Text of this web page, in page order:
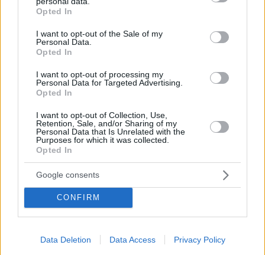
grant or deny consent to Google and its third-party tags to
use your data for below specified purposes in below Google
consent section.
Opted In
I want to opt-out of the Sale of my
Personal Data.
Opted In
I want to opt-out of processing my
Personal Data for Targeted Advertising.
Opted In
I want to opt-out of Collection, Use,
Retention, Sale, and/or Sharing of my
Personal Data that Is Unrelated with the
Purposes for which it was collected.
Opted In
Google consents
CONFIRM
Data Deletion Data Access Privacy Policy
Μυστήριο με το ραντεβού Πεζεσκιάν - Χαμενεΐ
στην Τεχεράνη: Βρέθηκαν σε ένα σκοτεινό
αυτοκίνητο, άκουγαν, αλλά δεν έβλεπαν ο ένας
τον άλλο
06.08.2026, 13:37
Νεαρή γυναίκα με ακατέργαστη